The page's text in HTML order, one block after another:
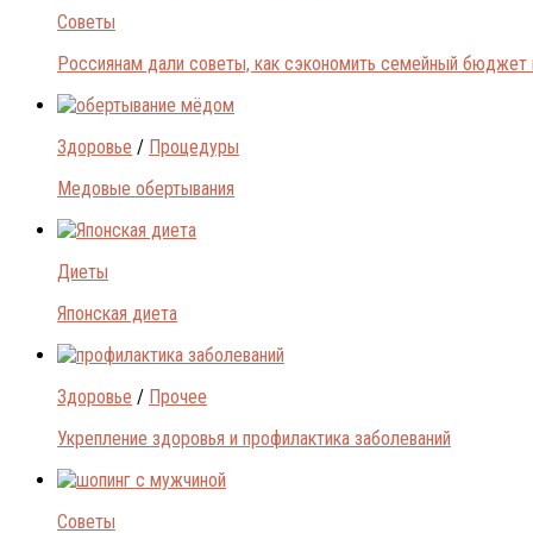
Советы
Россиянам дали советы, как сэкономить семейный бюджет
Здоровье / Процедуры
Медовые обертывания
Диеты
Японская диета
Здоровье / Прочее
Укрепление здоровья и профилактика заболеваний
Советы